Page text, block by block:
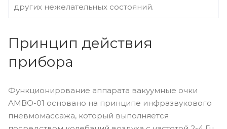
других нежелательных состояний.
Принцип действия
прибора
Функционирование аппарата вакуумные очки
АМВО-01 основано на принципе инфразвукового
пневмомассажа, который выполняется